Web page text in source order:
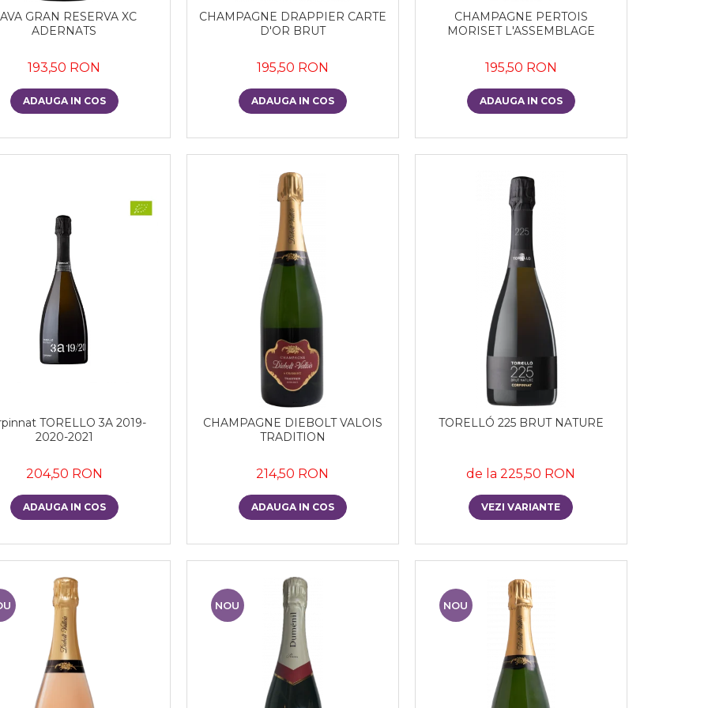
GRAN RESERVA XC
ADERNATS
193,50 RON
ADAUGA IN COS
CHAMPAGNE DRAPPIER CARTE
D'OR BRUT
195,50 RON
ADAUGA IN COS
CHAMPAGNE PERTOIS
MORISET L'ASSEMBLAGE
195,50 RON
ADAUGA IN COS
TORELLO 3A 2019-
2020-2021
204,50 RON
ADAUGA IN COS
CHAMPAGNE DIEBOLT VALOIS
TRADITION
214,50 RON
ADAUGA IN COS
TORELLÓ 225 BRUT NATURE
de la 225,50 RON
VEZI VARIANTE
NOU NOU